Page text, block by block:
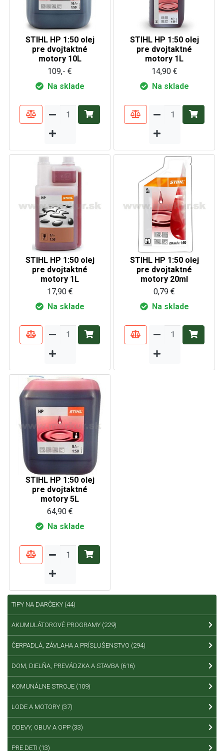
STIHL HP 1:50 olej
pre dvojtaktné
motory 10L
109,- €
Na sklade
STIHL HP 1:50 olej
pre dvojtaktné
motory 1L
14,90 €
Na sklade
STIHL HP 1:50 olej
pre dvojtaktné
motory 1L
17,90 €
Na sklade
STIHL HP 1:50 olej
pre dvojtaktné
motory 20ml
0,79 €
Na sklade
STIHL HP 1:50 olej
pre dvojtaktné
motory 5L
64,90 €
Na sklade
TIPY NA DARČEKY (44)
AKUMULÁTOROVÉ PROGRAMY (229)
ČERPADLÁ, ZÁVLAHA A PRÍSLUŠENSTVO (294)
DOM, DIELŇA, PREVÁDZKA A STAVBA (616)
KOMUNÁLNE STROJE (109)
LODE A MOTORY (37)
ODEVY, OBUV A OPP (33)
PRE DETI (13)